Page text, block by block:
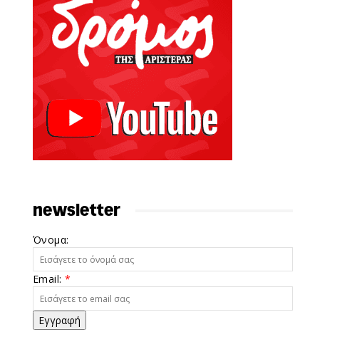
newsletter
Όνομα:
Email:*
Εγγραφή